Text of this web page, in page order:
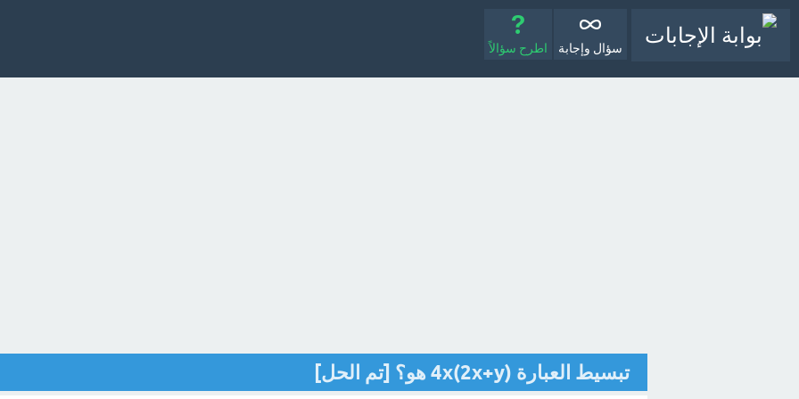
سؤال وإجابة اطرح سؤالاً
تبسيط العبارة 4x(2x+y) هو؟ [تم الحل]